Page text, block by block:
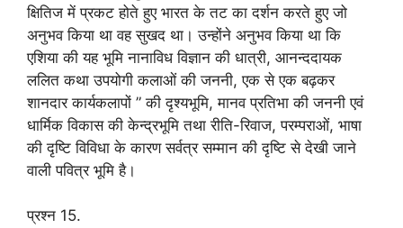
क्षितिज में प्रकट होते हुए भारत के तट का दर्शन करते हुए जो
अनुभव किया था वह सुखद था। उन्होंने अनुभव किया था कि
एशिया की यह भूमि नानाविध विज्ञान की धात्री, आनन्ददायक
ललित कथा उपयोगी कलाओं की जननी, एक से एक बढ़कर
शानदार कार्यकलापों ” की दृश्यभूमि, मानव प्रतिभा की जननी एवं
धार्मिक विकास की केन्द्रभूमि तथा रीति-रिवाज, परम्पराओं, भाषा
की दृष्टि विविधा के कारण सर्वत्र सम्मान की दृष्टि से देखी जाने
वाली पवित्र भूमि है।
प्रश्न 15.